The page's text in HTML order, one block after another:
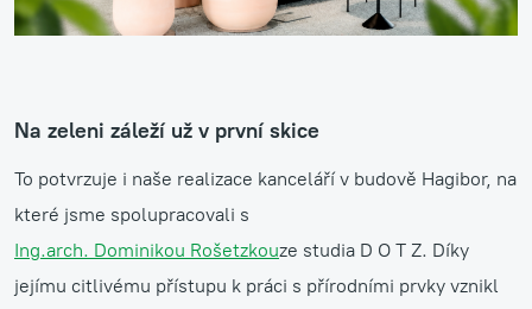
Na zeleni záleží už v první skice
To potvrzuje i naše realizace kanceláří v budově Hagibor, na
které jsme spolupracovali s
Ing.arch. Dominikou Rošetzkouze studia D O T Z. Díky
jejímu citlivému přístupu k práci s přírodními prvky vznikl